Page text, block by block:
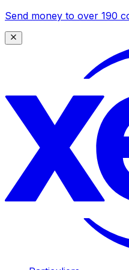
Send money to over 190